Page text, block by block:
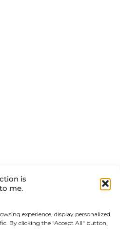
is
me.
experience, display personalized
By clicking the "Accept All" button,